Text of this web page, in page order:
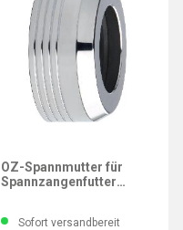
OZ-Spannmutter für
Spannzangenfutter
Sofort versandbereit